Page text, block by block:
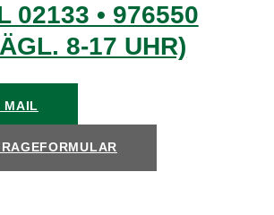
02133 • 976550
8-17 UHR)
MAIL